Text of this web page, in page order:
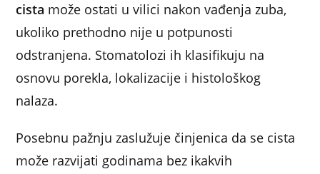
cista može ostati u vilici nakon vađenja zuba,
ukoliko prethodno nije u potpunosti
odstranjena. Stomatolozi ih klasifikuju na
osnovu porekla, lokalizacije i histološkog
nalaza.
Posebnu pažnju zaslužuje činjenica da se cista
može razvijati godinama bez ikakvih